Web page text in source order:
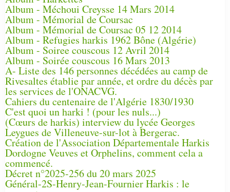
Album - Méchoui Creysse 14 Mars 2014
Album - Mémorial de Coursac
Album - Mémorial de Coursac 05 12 2014
Album - Refugies harkis 1962 Bône (Algérie)
Album - Soiree couscous 12 Avril 2014
Album - Soirée couscous 16 Mars 2013
A- Liste des 146 personnes décédées au camp de
Rivesaltes établie par année, et ordre du décès par
les services de l'ONACVG.
Cahiers du centenaire de l'Algérie 1830/1930
C'est quoi un harki ! (pour les nuls...)
(Cœurs de harkis) interview du lycée Georges
Leygues de Villeneuve-sur-lot à Bergerac.
Création de l'Association Départementale Harkis
Dordogne Veuves et Orphelins, comment cela a
commencé.
Décret n°2025-256 du 20 mars 2025
Général-2S-Henry-Jean-Fournier Harkis : le